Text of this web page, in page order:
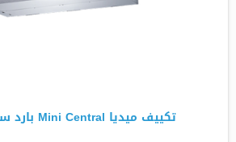
تكييف ميديا Mini Central بارد ساخن 4 حصان